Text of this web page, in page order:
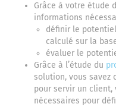
Grâce à votre étude
informations
définir le
calculé sur la
évaluer le
Grâce à l’étude du
solution, vous savez
pour servir un client,
nécessaires pour